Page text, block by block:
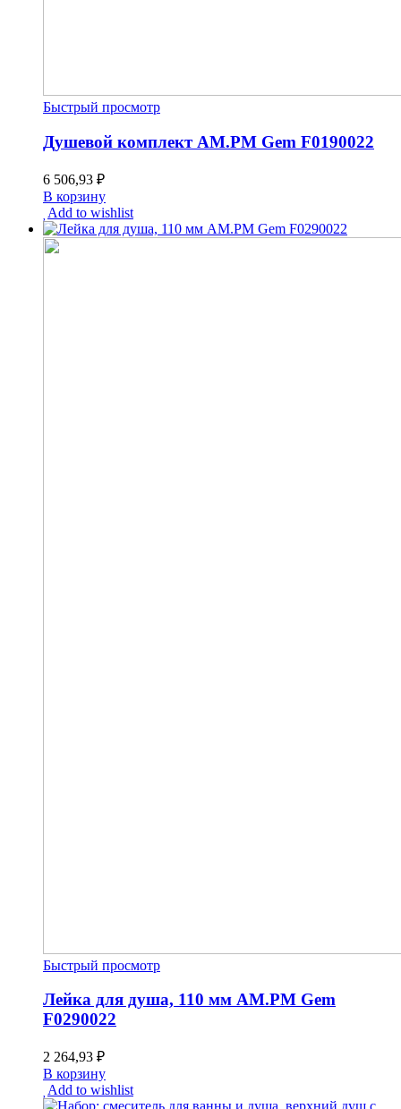
Быстрый просмотр
Душевой комплект AM.PM Gem F0190022
6 506,93 ₽
В корзину
Add to wishlist
Быстрый просмотр
Лейка для душа, 110 мм AM.PM Gem
F0290022
2 264,93 ₽
В корзину
Add to wishlist